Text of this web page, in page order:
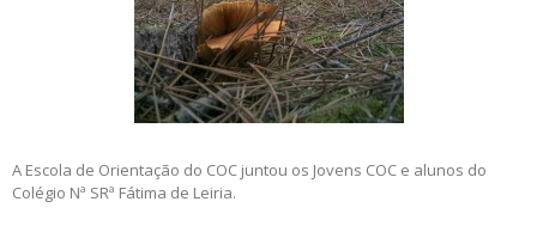
A Escola de Orientação do COC juntou os Jovens COC e alunos do
Colégio Nª SRª Fátima de Leiria.